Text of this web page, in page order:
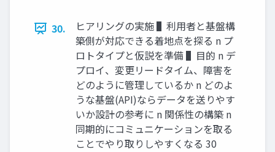
30.
ヒアリングの実施 ▌利⽤者と基盤構
築側が対応できる着地点を探る n プ
ロトタイプと仮説を準備 ▌⽬的 n デ
プロイ、変更リードタイム、障害を
どのように管理しているか n どのよ
うな基盤(API)ならデータを送りやす
いか設計の参考に n 関係性の構築 n
同期的にコミュニケーションを取る
ことでやり取りしやすくなる 30